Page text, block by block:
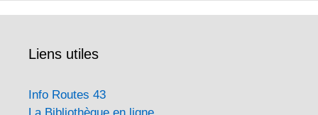
Liens utiles
Info Routes 43